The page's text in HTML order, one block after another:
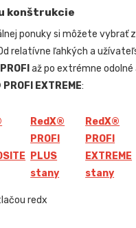
konštrukcie
ponuky si môžete vybrať
relatívne ľahkých a
až po extrémne odolné
PROFI EXTREME:
RedX®
PROFI
PLUS
stany
RedX®
PROFI
EXTREME
stany